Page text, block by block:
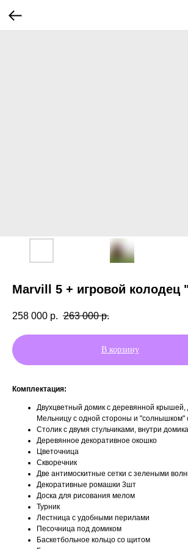
Marvill 5 + игровой колодец
258 000 р. 263 000 р.
В корзину
Комплектация:
Двухцветный домик с деревянной
Мельницу с одной стороны и "солнышком"
Столик с двумя стульчиками, внутри домика
Деревянное декоративное окошко
Цветочница
Скворечник
Две антимоскитные сетки с зелеными
Декоративные ромашки 3шт
Доска для рисования мелом
Турник
Лестница с удобными перилами
Песочница под домиком
Баскетбольное кольцо со щитом